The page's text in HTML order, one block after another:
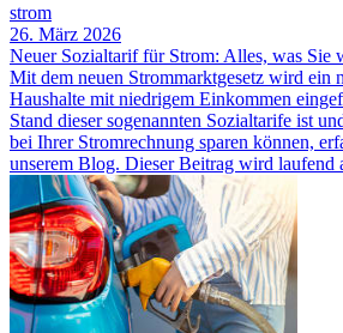
strom
26. März 2026
Neuer Sozialtarif für Strom: Alles, was Sie
Mit dem neuen Strommarktgesetz wird ein
Haushalte mit niedrigem Einkommen
Stand dieser sogenannten Sozialtarife ist
bei Ihrer Stromrechnung sparen können,
unserem Blog. Dieser Beitrag wird